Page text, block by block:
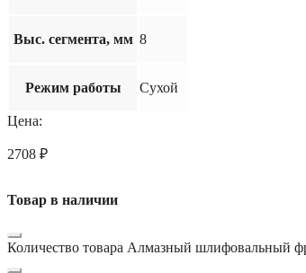
Выс. сегмента, мм 8
Режим работы Сухой
Цена:
2708 ₽
Товар в наличии
Количество товара Алмазный шлифовальный